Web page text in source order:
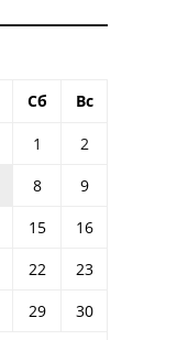
Сб Вс
1
2
8
9
15
16
22
23
29
30